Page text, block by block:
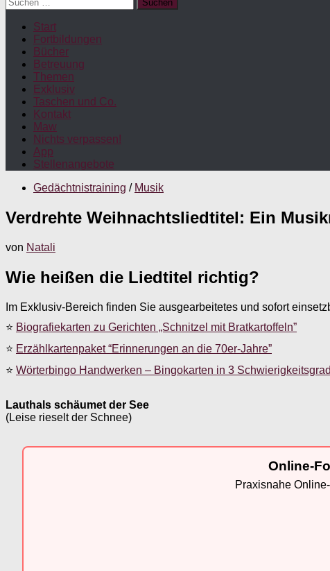
nach:
Start
Fortbildungen
Bücher
Betreuung
Themen
Exklusiv
Taschen und Co.
Kontakt
Maw
Nichts verpassen!
App
Stellenangebote
Gedächtnistraining / Musik
Verdrehte Weihnachtsliedtitel: Ein
von Natali
Wie heißen die Liedtitel richtig?
Im Exklusiv-Bereich finden Sie ausgearbeitetes und sofort
⭐ Biografiekarten zu Gerichten „Schnitzel mit Bratkartoffeln”
⭐ Erzählkartenpaket “Erinnerungen an die 70er-Jahre”
⭐ Wörterbingo Handwerken – Bingokarten in 3
Lauthals schäumet der See
(Leise rieselt der Schnee)
Online-
Praxisnahe